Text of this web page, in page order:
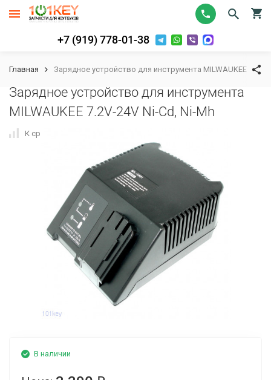
+7 (919) 778-01-38
Главная Зарядное устройство для инструмента MILWAUKEE 7.2V-
Зарядное устройство для инструмента
MILWAUKEE 7.2V-24V Ni-Cd, Ni-Mh
К сравнению
В наличии